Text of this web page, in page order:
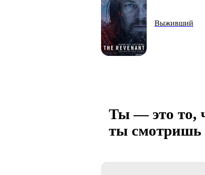
Выживший
Ты — это то,
ты смотришь